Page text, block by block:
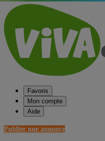
Favoris
Mon compte
Aide
Publier une annonce